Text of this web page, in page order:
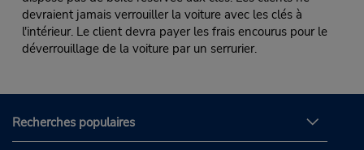
devraient jamais verrouiller la voiture avec les clés à
l'intérieur. Le client devra payer les frais encourus pour le
déverrouillage de la voiture par un serrurier.
Recherches populaires